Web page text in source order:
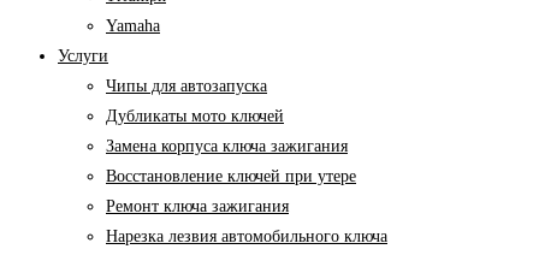
Yamaha
Услуги
Чипы для автозапуска
Дубликаты мото ключей
Замена корпуса ключа зажигания
Восстановление ключей при утере
Ремонт ключа зажигания
Нарезка лезвия автомобильного ключа